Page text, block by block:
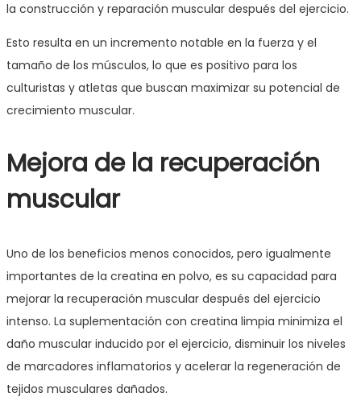
la construcción y reparación muscular después del ejercicio.
Esto resulta en un incremento notable en la fuerza y el
tamaño de los músculos, lo que es positivo para los
culturistas y atletas que buscan maximizar su potencial de
crecimiento muscular.
Mejora de la recuperación
muscular
Uno de los beneficios menos conocidos, pero igualmente
importantes de la creatina en polvo, es su capacidad para
mejorar la recuperación muscular después del ejercicio
intenso. La suplementación con creatina limpia minimiza el
daño muscular inducido por el ejercicio, disminuir los niveles
de marcadores inflamatorios y acelerar la regeneración de
tejidos musculares dañados.